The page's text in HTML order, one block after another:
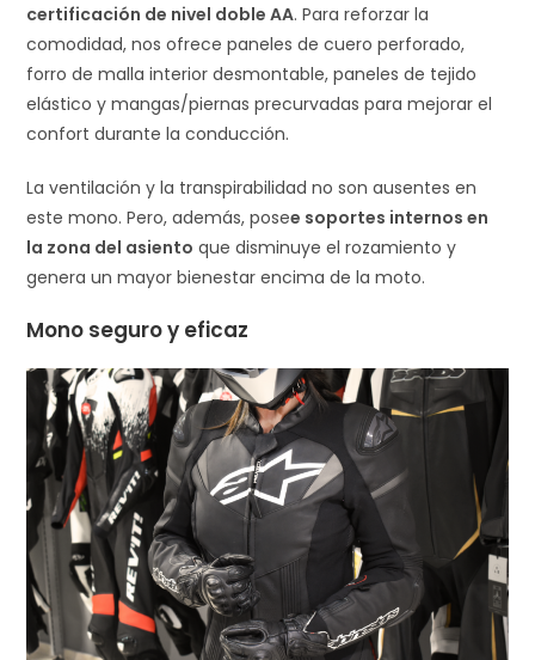
certificación de nivel doble AA. Para reforzar la
comodidad, nos ofrece paneles de cuero perforado,
forro de malla interior desmontable, paneles de tejido
elástico y mangas/piernas precurvadas para mejorar el
confort durante la conducción.
La ventilación y la transpirabilidad no son ausentes en
este mono. Pero, además, posee soportes internos en
la zona del asiento que disminuye el rozamiento y
genera un mayor bienestar encima de la moto.
Mono seguro y eficaz